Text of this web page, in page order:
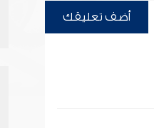
أضف تعليقك